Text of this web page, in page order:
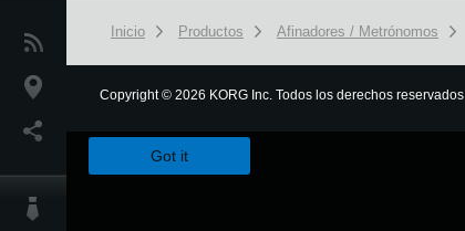
Noticias
Ubicación
Inicio Productos Afinadores / Metrónomos
Copyright© 2026 KORG Inc. Todos los derechos reservados
Got it